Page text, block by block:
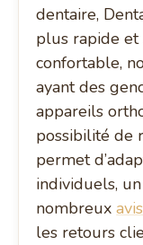
dentaire,
plus rapide
confortable,
ayant des
appareils
possibilité de
permet
individuels,
nombreux
les retours